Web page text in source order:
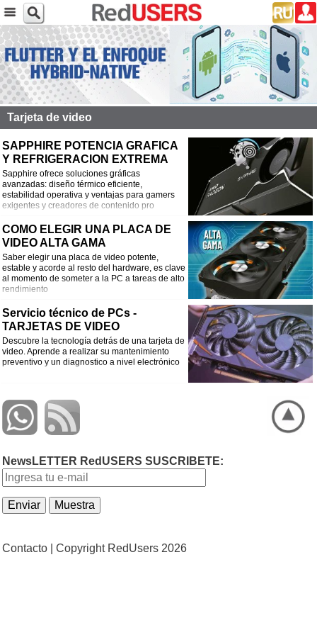
Tarjeta de video
SAPPHIRE POTENCIA GRAFICA
Y REFRIGERACION EXTREMA
Sapphire ofrece soluciones gráficas
avanzadas: diseño térmico eficiente,
estabilidad operativa y ventajas para gamers
exigentes y creadores de contenido pro
COMO ELEGIR UNA PLACA DE
VIDEO ALTA GAMA
Saber elegir una placa de video potente,
estable y acorde al resto del hardware, es clave
al momento de someter a la PC a tareas de alto
rendimiento
Servicio técnico de PCs -
TARJETAS DE VIDEO
Descubre la tecnología detrás de una tarjeta de
video. Aprende a realizar su mantenimiento
preventivo y un diagnostico a nivel electrónico
NewsLETTER RedUSERS SUSCRIBETE:
Contacto | Copyright RedUsers 2026